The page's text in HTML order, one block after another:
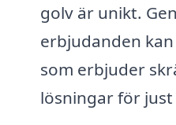
golv är unikt.
erbjudanden
som erbjuder
lösningar för